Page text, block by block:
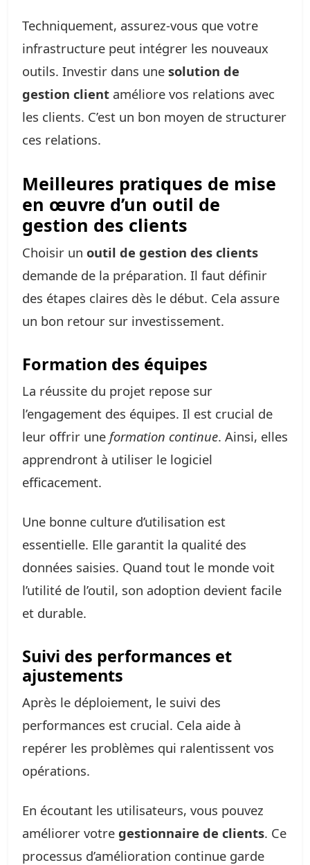
Techniquement, assurez-vous que votre
infrastructure peut intégrer les nouveaux
outils. Investir dans une solution de
gestion client améliore vos relations avec
les clients. C’est un bon moyen de structurer
ces relations.
Meilleures pratiques de mise
en œuvre d’un outil de
gestion des clients
Choisir un outil de gestion des clients
demande de la préparation. Il faut définir
des étapes claires dès le début. Cela assure
un bon retour sur investissement.
Formation des équipes
La réussite du projet repose sur
l’engagement des équipes. Il est crucial de
leur offrir une formation continue. Ainsi, elles
apprendront à utiliser le logiciel
efficacement.
Une bonne culture d’utilisation est
essentielle. Elle garantit la qualité des
données saisies. Quand tout le monde voit
l’utilité de l’outil, son adoption devient facile
et durable.
Suivi des performances et
ajustements
Après le déploiement, le suivi des
performances est crucial. Cela aide à
repérer les problèmes qui ralentissent vos
opérations.
En écoutant les utilisateurs, vous pouvez
améliorer votre gestionnaire de clients. Ce
processus d’amélioration continue garde